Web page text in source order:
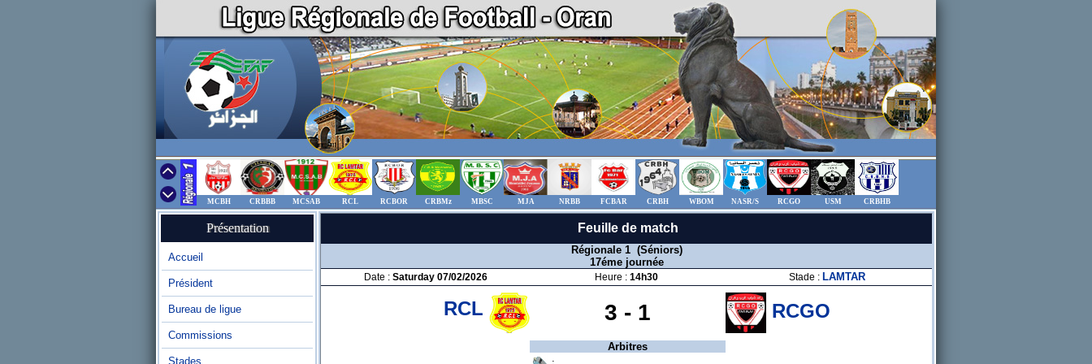
MCBH CRBBB MCSAB RCL RCBOR CRBMz MBSC MJA NRBB FCBAR CRBH WBOM NASR/S RCGO USM CRBHB
Présentation
Accueil
Président
Bureau de ligue
Commissions
Stades
Feuille de match
Régionale 1 (Séniors)
17éme journée
Date : Saturday 07/02/2026 Heure : 14h30 Stade : LAMTAR
RCL 3 - 1 RCGO
Arbitres